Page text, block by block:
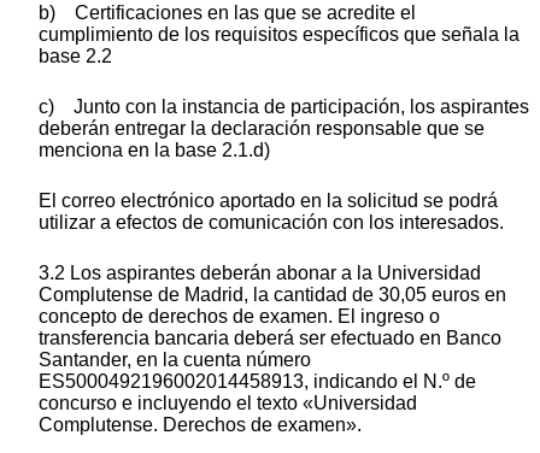
b) Certificaciones en las que se acredite el
cumplimiento de los requisitos específicos que señala la
base 2.2
c) Junto con la instancia de participación, los aspirantes
deberán entregar la declaración responsable que se
menciona en la base 2.1.d)
El correo electrónico aportado en la solicitud se podrá
utilizar a efectos de comunicación con los interesados.
3.2 Los aspirantes deberán abonar a la Universidad
Complutense de Madrid, la cantidad de 30,05 euros en
concepto de derechos de examen. El ingreso o
transferencia bancaria deberá ser efectuado en Banco
Santander, en la cuenta número
ES5000492196002014458913, indicando el N.º de
concurso e incluyendo el texto «Universidad
Complutense. Derechos de examen».